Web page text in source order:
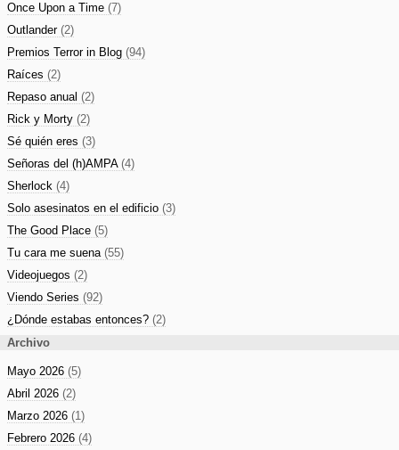
Once Upon a Time (7)
Outlander (2)
Premios Terror in Blog (94)
Raíces (2)
Repaso anual (2)
Rick y Morty (2)
Sé quién eres (3)
Señoras del (h)AMPA (4)
Sherlock (4)
Solo asesinatos en el edificio (3)
The Good Place (5)
Tu cara me suena (55)
Videojuegos (2)
Viendo Series (92)
¿Dónde estabas entonces? (2)
Archivo
Mayo 2026 (5)
Abril 2026 (2)
Marzo 2026 (1)
Febrero 2026 (4)